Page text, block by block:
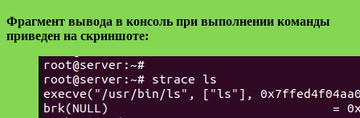
Фрагмент вывода в консоль при выполнении команды
приведен на скриншоте: